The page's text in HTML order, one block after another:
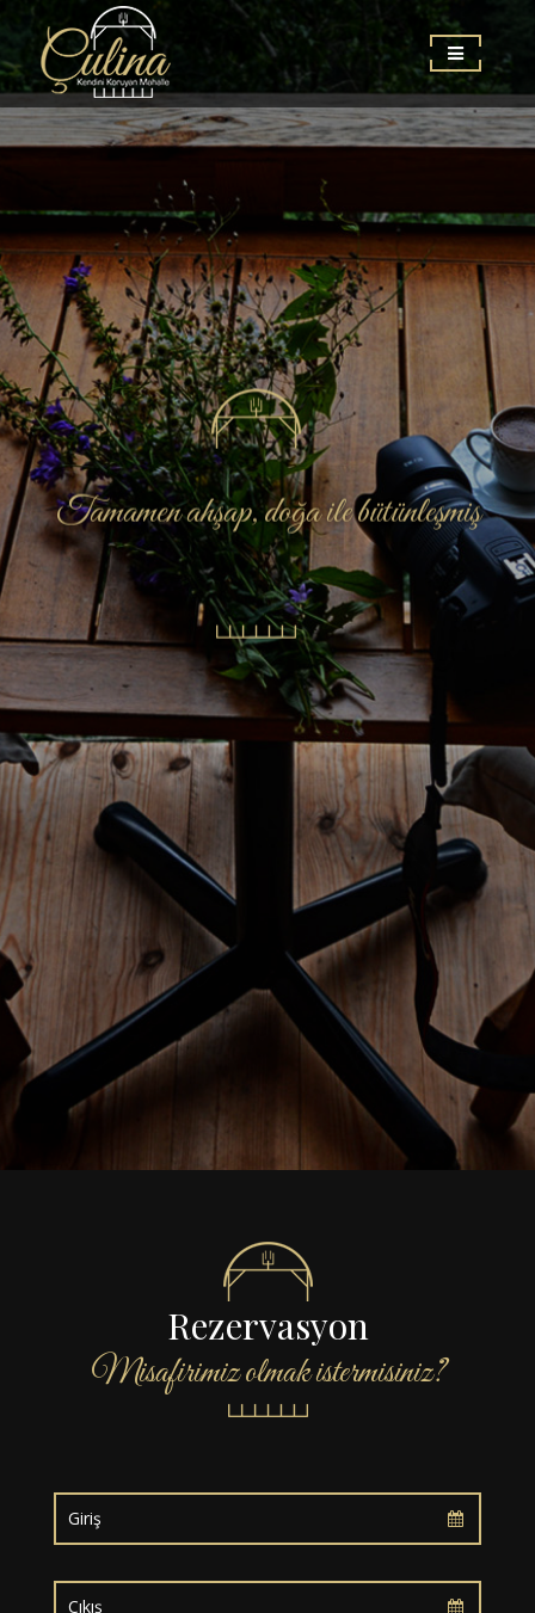
Tamamen ahşap, doğa ile bütünleşmiş
Bungalovlar
Rezervasyon
Misafirimiz olmak istermisiniz?